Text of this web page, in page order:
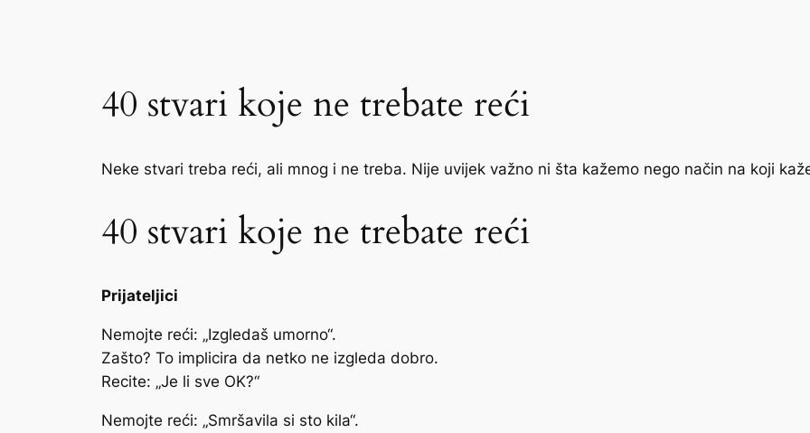
40 stvari koje ne trebate reći
Neke stvari treba reći, ali mnog i ne treba. Nije uvijek važno ni šta kažemo nego način na koji
40 stvari koje ne trebate reći
Prijateljici
Nemojte reći: „Izgledaš umorno“.
Zašto? To implicira da netko ne izgleda dobro.
Recite: „Je li sve OK?“
Nemojte reći: „Smršavila si sto kila“.